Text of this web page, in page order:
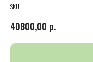
SKU:
40800,00 р.